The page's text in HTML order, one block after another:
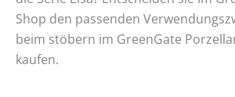
Shop den passenden
beim stöbern im GreenGate
kaufen.